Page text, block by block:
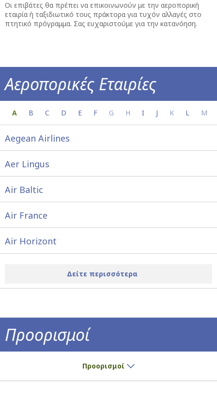
Οι επιβάτες θα πρέπει να επικοινωνούν με την αεροπορική
εταιρία ή ταξιδιωτικό τους πράκτορα για τυχόν αλλαγές στο
πτητικό πρόγραμμα. Σας ευχαριστούμε για την κατανόηση.
Αεροπορικές Εταιρίες
Όλες οι πληροφορίες για την αεροπορική
A B C D E F G H I J K L M
Aegean Airlines
Aer Lingus
Air Baltic
Air France
Air Horizont
Δείτε περισσότερα
Προορισμοί
Προορισμοί